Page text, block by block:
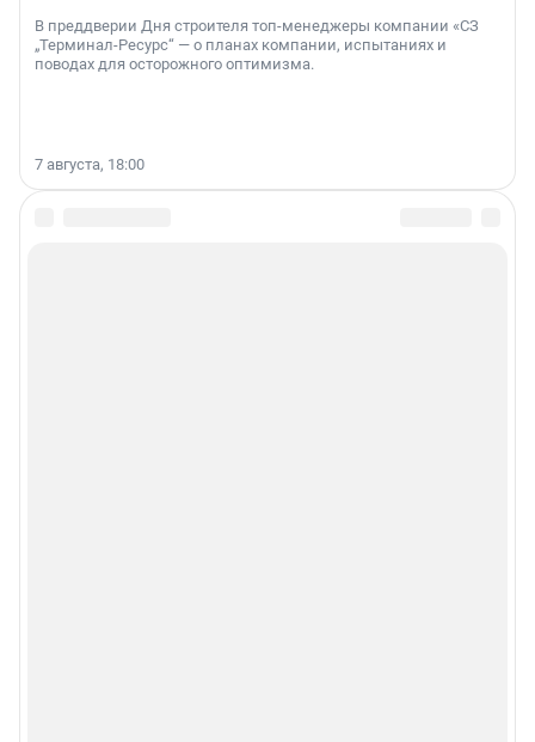
В преддверии Дня строителя топ-менеджеры компании «СЗ
„Терминал-Ресурс“ — о планах компании, испытаниях и
поводах для осторожного оптимизма.
7 августа, 18:00